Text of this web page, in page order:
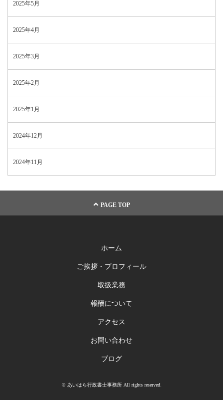
2025年5月
2025年4月
2025年3月
2025年2月
2025年1月
2024年12月
2024年11月
PAGE TOP
ホーム
ご挨拶・プロフィール
取扱業務
報酬について
アクセス
お問い合わせ
ブログ
© あいはら行政書士事務所 All rights reserved.